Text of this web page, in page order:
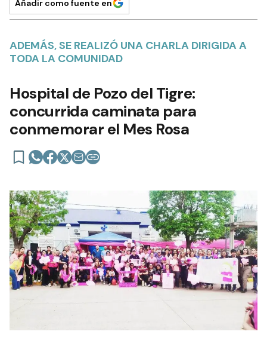
Añadir como fuente en
ADEMÁS, SE REALIZÓ UNA CHARLA DIRIGIDA A
TODA LA COMUNIDAD
Hospital de Pozo del Tigre:
concurrida caminata para
conmemorar el Mes Rosa